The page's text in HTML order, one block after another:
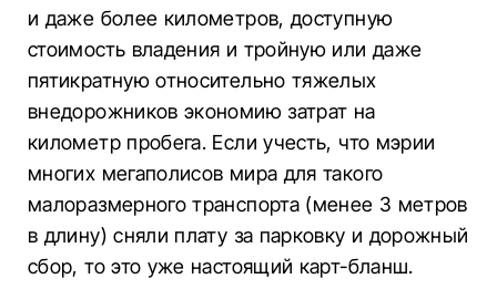
и даже более километров, доступную
стоимость владения и тройную или даже
пятикратную относительно тяжелых
внедорожников экономию затрат на
километр пробега. Если учесть, что мэрии
многих мегаполисов мира для такого
малоразмерного транспорта (менее 3 метров
в длину) сняли плату за парковку и дорожный
сбор, то это уже настоящий карт-бланш.